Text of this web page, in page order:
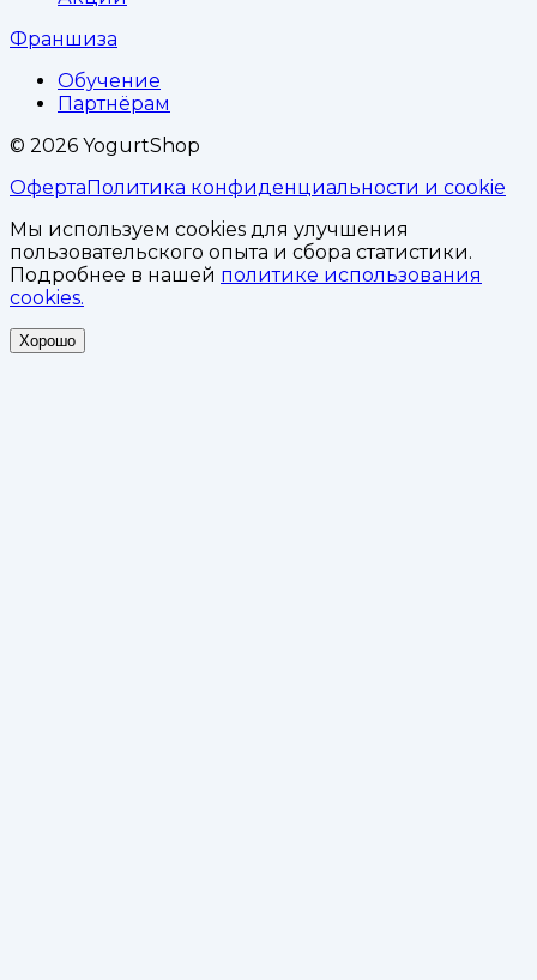
Франшиза
Обучение
Партнёрам
© 2026 YogurtShop
ОфертаПолитика конфиденциальности и cookie
Мы используем cookies для улучшения
пользовательского опыта и сбора статистики.
Подробнее в нашей политике использования
cookies.
Хорошо